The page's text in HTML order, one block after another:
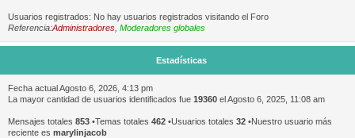
Usuarios registrados: No hay usuarios registrados visitando el Foro
Referencia:Administradores Moderadores globales
Estadísticas
Fecha actual Agosto 6, 2026, 4:13 pm
La mayor cantidad de usuarios identificados fue 19360 el Agosto 6, 2025, 11:08 am
Mensajes totales 853 •Temas totales 462 •Usuarios totales 32 •Nuestro usuario más
reciente es marylinjacob